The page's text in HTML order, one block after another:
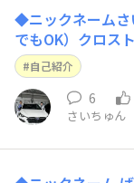
◆ニックネームさ
でもOK）クロ
(白）◆ご自由に
clubmanを手放し
んだ（というより
ロ
自己紹介
6
さいちゅん